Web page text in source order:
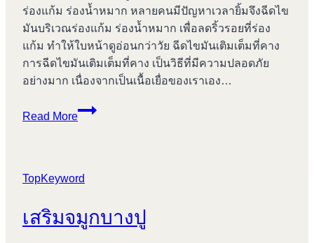
ร่องแก้ม ร่องน้ำหมาก หลายคนมีปัญหาเวลายิ้มจึงฉีดไข
มันบริเวณร่องแก้ม ร่องน้ำหมาก เพื่อลดริ้วรอยที่ร่อง
แก้ม ทำให้ใบหน้าดูอ่อนกว่าวัย ฉีดไขมันเติมเต็มที่คาง
การฉีดไขมันเติมเต็มที่คาง เป็นวิธีที่มีความปลอดภัย
อย่างมาก เนื่องจากเป็นเนื้อเยื่อของเราเอง…
Read More
เสริม
TopKeyword
เสริมจมูกบางปู